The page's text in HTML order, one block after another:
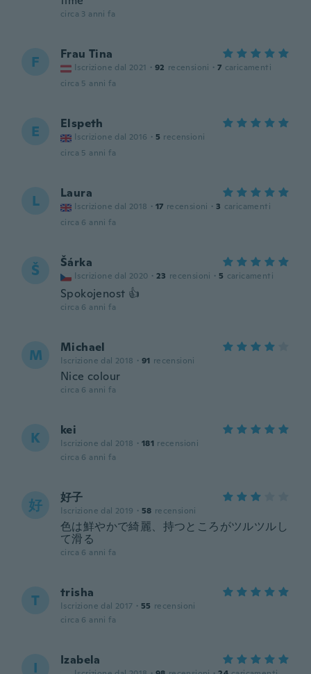
circa 3 anni fa
F Frau Tina
Iscrizione dal 2021 · 92 recensioni · 7 caricamenti
circa 5 anni fa
E Elspeth
Iscrizione dal 2016 · 5 recensioni
circa 5 anni fa
L Laura
Iscrizione dal 2018 · 17 recensioni · 3 caricamenti
circa 6 anni fa
Š Šárka
Iscrizione dal 2020 · 23 recensioni · 5 caricamenti
Spokojenost 👍
circa 6 anni fa
M Michael
Iscrizione dal 2018 · 91 recensioni
Nice colour
circa 6 anni fa
K kei
Iscrizione dal 2018 · 181 recensioni
circa 6 anni fa
好 好子
Iscrizione dal 2019 · 58 recensioni
色は鮮やかで綺麗、持つところがツルツルし
て滑る
circa 6 anni fa
T trisha
Iscrizione dal 2017 · 55 recensioni
circa 6 anni fa
I Izabela